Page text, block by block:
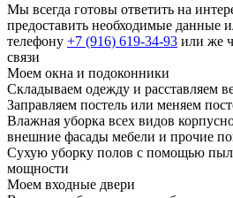
Мы всегда готовы ответить на
предоставить необходимые данные
телефону +7 (916) 619-34-93 или же
связи
Моем окна и подоконники
Складываем одежду и расставляем
Заправляем постель или меняем
Влажная уборка всех видов
внешние фасады мебели и прочие
Сухую уборку полов с помощью
мощности
Моем входные двери